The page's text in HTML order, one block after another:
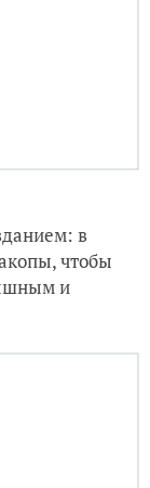
в
чтобы
и